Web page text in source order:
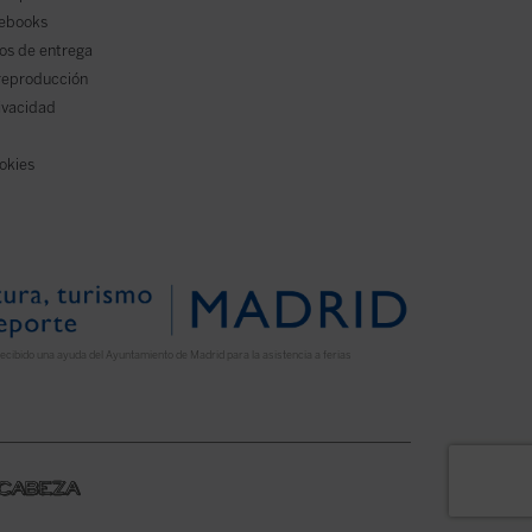
de entrega
una ayuda del Ayuntamiento de Madrid para la asistencia a ferias